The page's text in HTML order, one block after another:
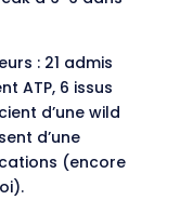
: 21 admis
ATP, 6 issus
d’une wild
d’une
(encore